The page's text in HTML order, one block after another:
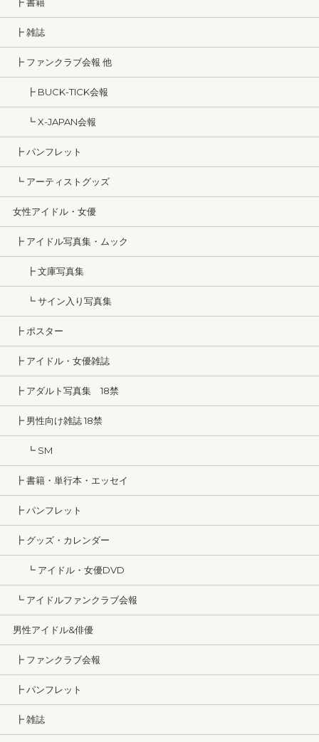
┣ 雑誌
┣ ファンクラブ会報 他
┣ BUCK-TICK会報
┗ X-JAPAN会報
┣ パンフレット
┗ アーティストグッズ
女性アイドル・女優
┣ アイドル写真集・ムック
┣ 文庫写真集
┗ サイン入り写真集
┣ ポスター
┣ アイドル・女優雑誌
┣ アダルト写真集 18禁
┣ 男性向け雑誌 18禁
┗ SM
┣ 書籍・単行本・エッセイ
┣ パンフレット
┣ グッズ・カレンダー
┗ アイドル・女優DVD
┗ アイドルファンクラブ会報
男性アイドル&俳優
┣ ファンクラブ会報
┣ パンフレット
┣ 雑誌